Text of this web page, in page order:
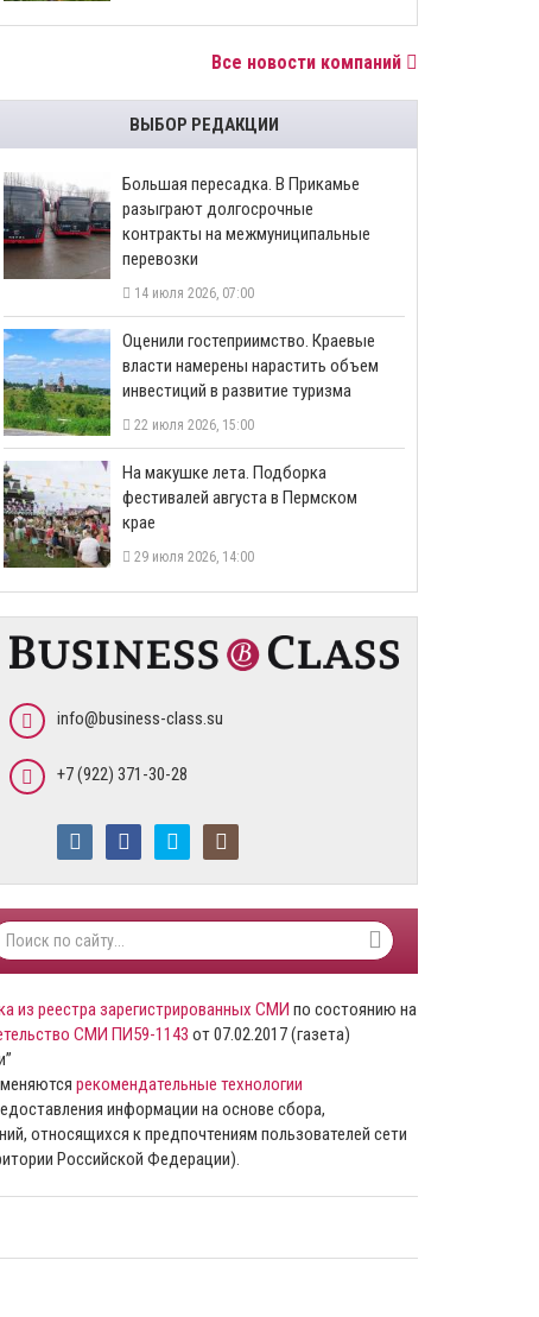
Все новости компаний
ВЫБОР РЕДАКЦИИ
Большая пересадка. В Прикамье
разыграют долгосрочные
контракты на межмуниципальные
перевозки
14 июля 2026, 07:00
Оценили гостеприимство. Краевые
власти намерены нарастить объем
инвестиций в развитие туризма
22 июля 2026, 15:00
На макушке лета. Подборка
фестивалей августа в Пермском
крае
29 июля 2026, 14:00
info@business-class.su
+7 (922) 371-30-28
из реестра зарегистрированных СМИ по состоянию на
СМИ ПИ59-1143 от 07.02.2017 (газета)
рекомендательные технологии
информации на основе сбора,
относящихся к предпочтениям пользователей сети
Российской Федерации).